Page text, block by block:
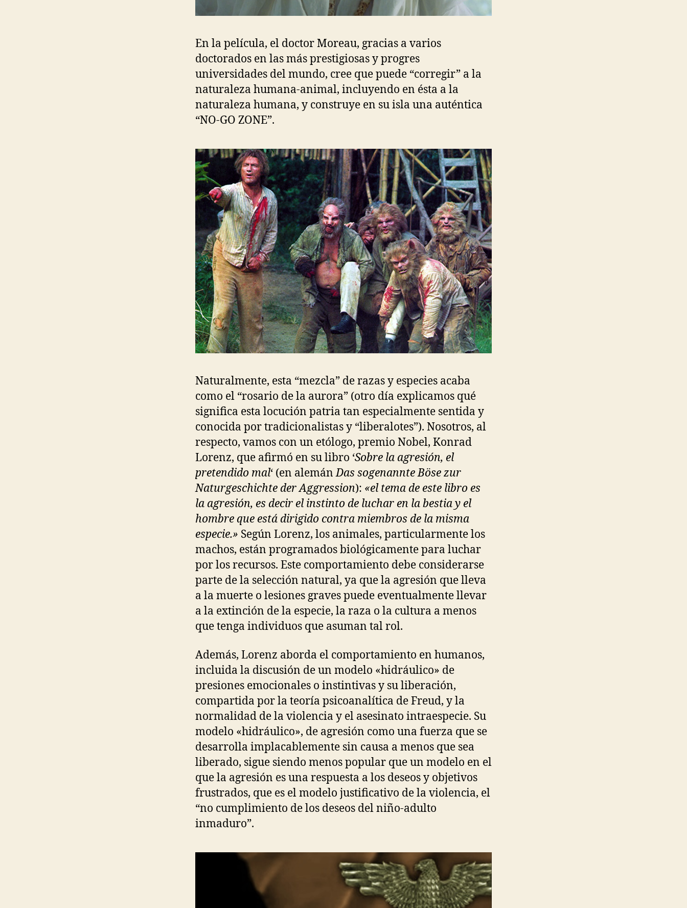
En la película, el doctor Moreau, gracias a varios
doctorados en las más prestigiosas y progres
universidades del mundo, cree que puede “corregir” a la
naturaleza humana-animal, incluyendo en ésta a la
naturaleza humana, y construye en su isla una auténtica
“NO-GO ZONE”.
Naturalmente, esta “mezcla” de razas y especies acaba
como el “rosario de la aurora” (otro día explicamos qué
significa esta locución patria tan especialmente sentida y
conocida por tradicionalistas y “liberalotes”). Nosotros, al
respecto, vamos con un etólogo, premio Nobel, Konrad
Lorenz, que afirmó en su libro ‘Sobre la agresión, el
pretendido mal‘ (en alemánDas sogenannte Böse zur
Naturgeschichte der Aggression): «el tema de este libro es
la agresión, es decir el instinto de luchar en la bestia y el
hombre que está dirigido contra miembros de la misma
especie.» Según Lorenz, los animales, particularmente los
machos, están programados biológicamente para luchar
por los recursos. Este comportamiento debe considerarse
parte de la selección natural, ya que la agresión que lleva
a la muerte o lesiones graves puede eventualmente llevar
a la extinción de la especie, la raza o la cultura a menos
que tenga individuos que asuman tal rol.
Además, Lorenz aborda el comportamiento en humanos,
incluida la discusión de un modelo «hidráulico» de
presiones emocionales o instintivas y su liberación,
compartida por la teoría psicoanalítica de Freud, y la
normalidad de la violencia y el asesinato intraespecie. Su
modelo «hidráulico», de agresión como una fuerza que se
desarrolla implacablemente sin causa a menos que sea
liberado, sigue siendo menos popular que un modelo en el
que la agresión es una respuesta a los deseos y objetivos
frustrados, que es el modelo justificativo de la violencia, el
“no cumplimiento de los deseos del niño-adulto
inmaduro”.